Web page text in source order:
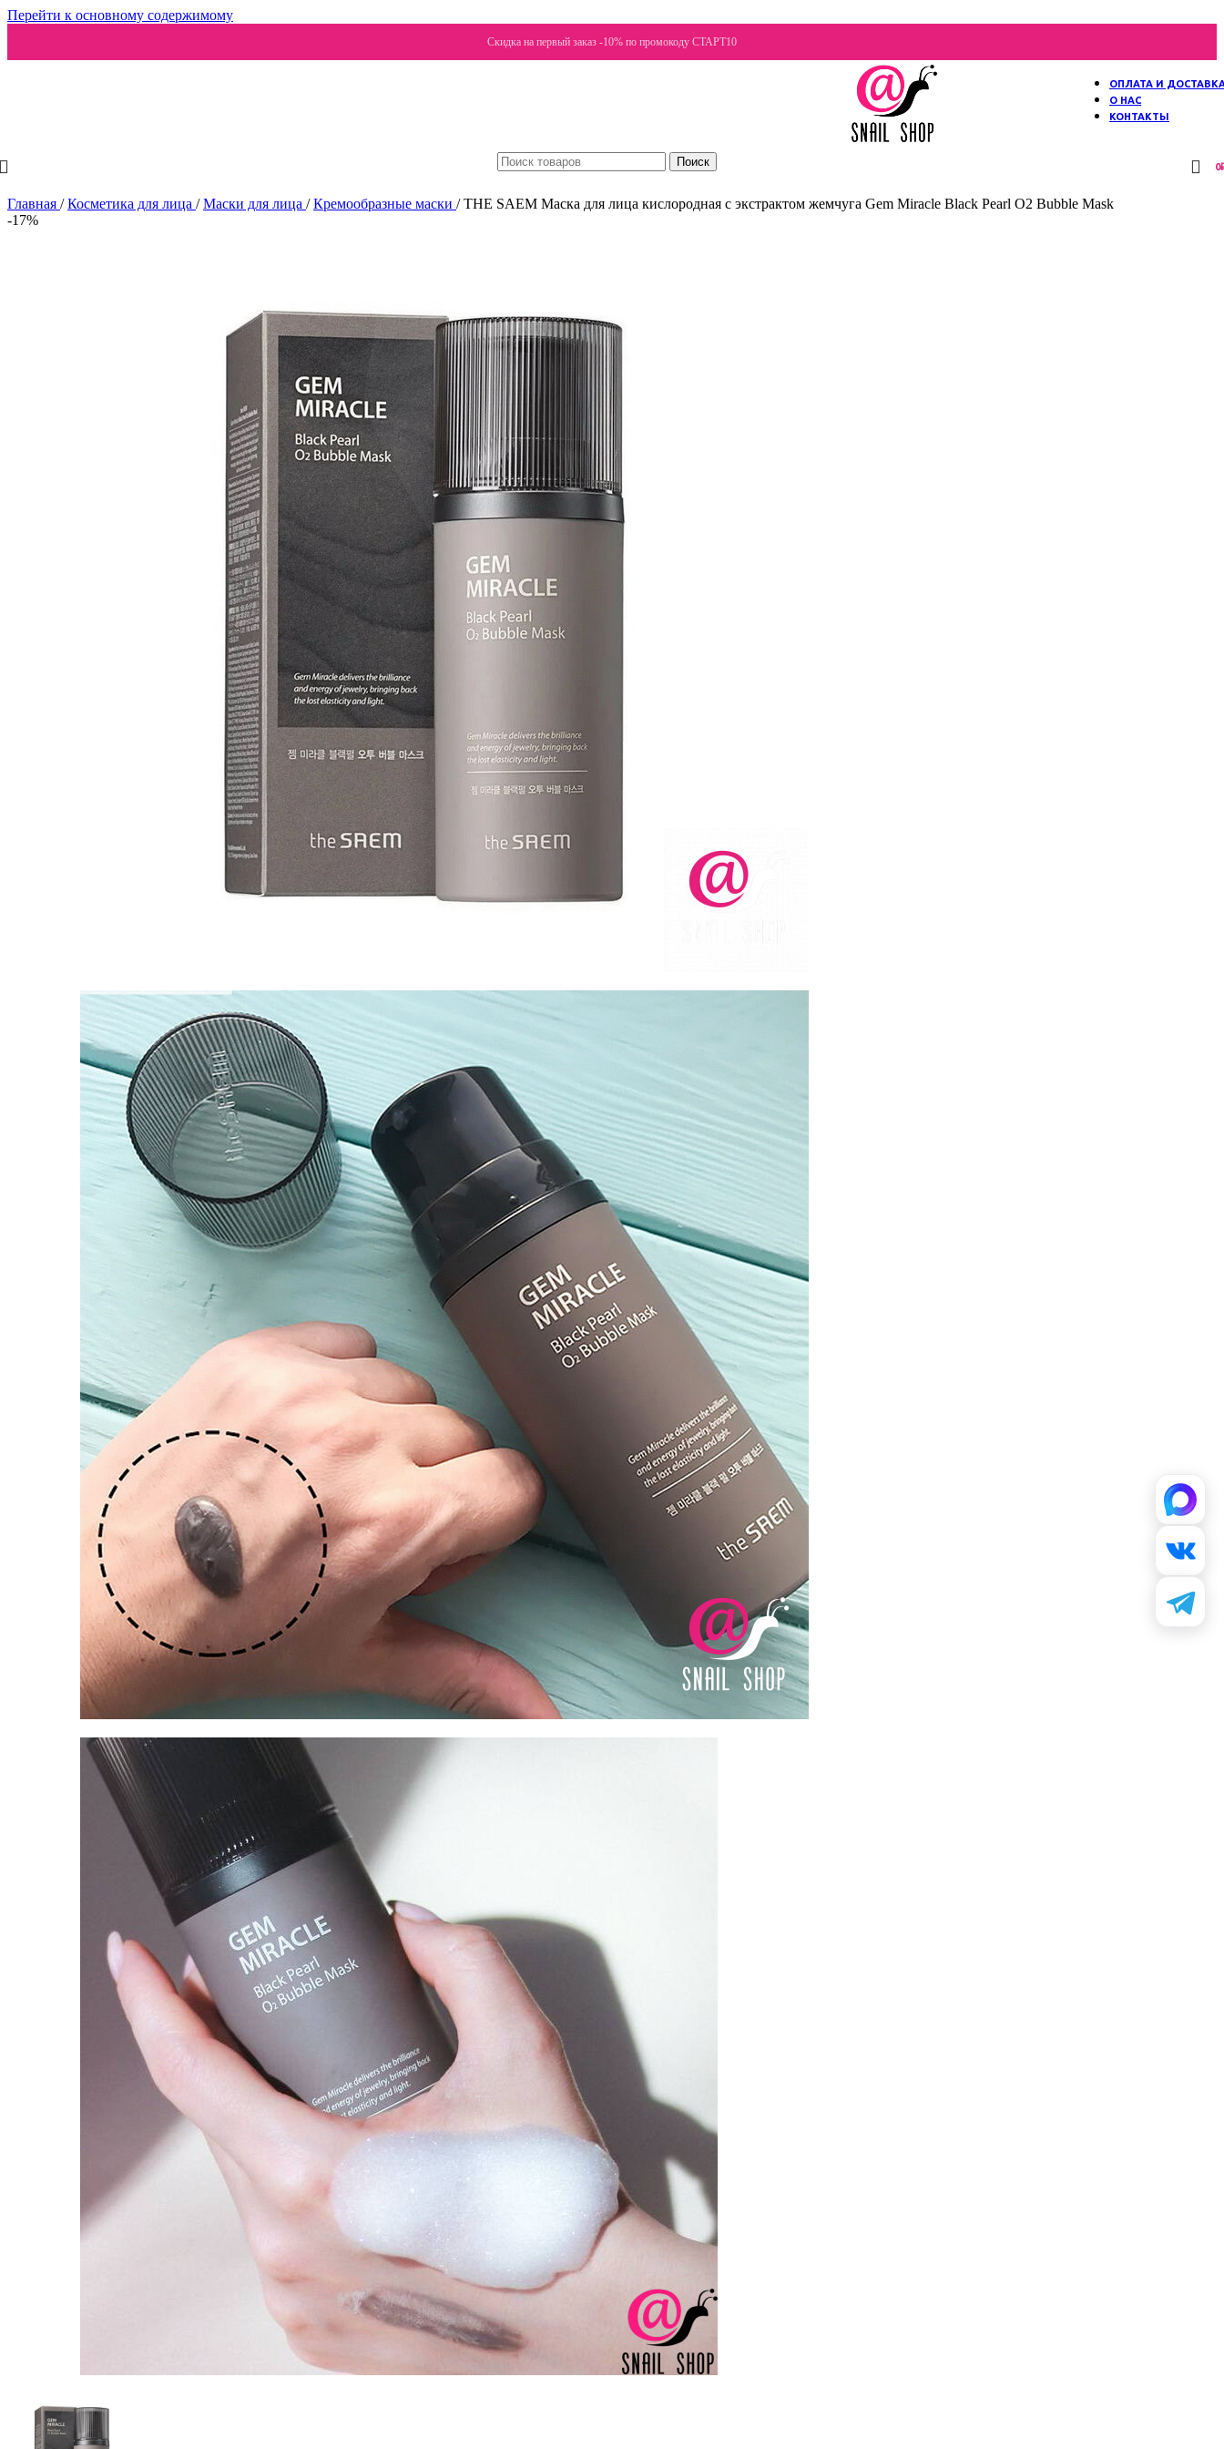
Перейти к основному содержимому
Скидка на первый заказ -10% по промокоду СТАРТ10
Пищевые добавки
ОПЛАТА И
О НАС
КОНТАКТЫ
Поиск 0
Главная / Косметика для лица / Маски для лица / Кремообразные маски / THE SAEM Маска для лица кислородная с экстрактом жемчуга Gem Miracle Black Pearl O2 Bubble Mask
-17%